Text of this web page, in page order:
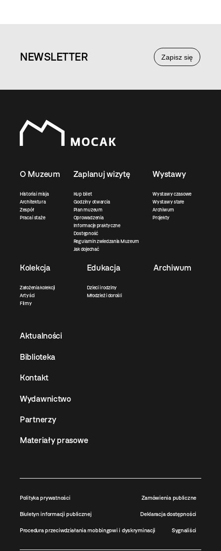
Zapisz się
NEWSLETTER
O Muzeum
Historia i misja
Architektura
Zespół
Praca i staże
Zaplanuj wizytę
Kup bilet
Godziny otwarcia
Plan muzeum
Oprowadzenia
Informacje praktyczne
Dostępność
Regulamin zwiedzania Muzeum
Jak dojechać
Wystawy
Wystawy czasowe
Wystawy stałe
Archiwum
Projekty
Kolekcja
Założenia kolekcji
Artyści
Filmy
Edukacja
Dzieci i rodziny
Młodzież i dorośli
Archiwum
Aktualności
Biblioteka
Kontakt
Wydawnictwo
Partnerzy
Materiały prasowe
Polityka prywatności Zamówienia publiczne
Biuletyn informacji publicznej Deklaracja dostępności
Procedura przeciwdziałania mobbingowi i dyskryminacji Sygnaliści